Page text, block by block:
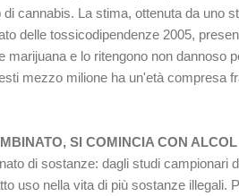
cannabis. La stima, ottenuta da uno
delle tossicodipendenze 2005,
marijuana e lo ritengono non dannoso
mezzo milione ha un'età compresa
SI COMINCIA CON
di sostanze: dagli studi campionari
uso nella vita di più sostanze illegali.